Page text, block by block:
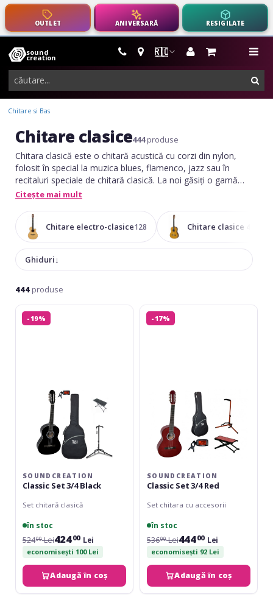
OUTLET ANIVERSARĂ RESIGILATE
🇷🇴
sound
creation
instrumente
muzicale,
echipamente
pro-
audio
Chitare si Bas
Chitare clasice444produse
Chitara clasică este o chitară acustică cu corzi din nylon,
folosit în special la muzica blues, flamenco, jazz sau în
recitaluri speciale de chitară clasică. La noi găsiți o gamă
largă de chitare clasice și accesorii, pentru începători și
Citește mai mult
Chitare electro-clasice128 Chitare clasice 4/4
Ghiduri↓
444 produse
Soundcreation
Classic
-19%
SOUNDCREATION
Classic Set 3/4 Black
Set chitară clasică
în stoc
52400Lei42400 Lei
economisești 100 Lei
Adaugă în coș
Soundcreation
Classic
-17%
SOUNDCREATION
Classic Set 3/4 Red
Set chitara cu accesorii
în stoc
53600Lei44400 Lei
economisești 92 Lei
Adaugă în coș